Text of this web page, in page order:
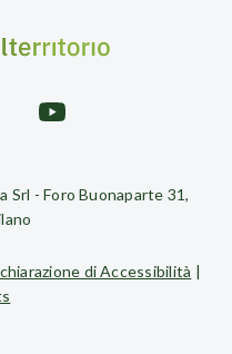
Srl - Foro Buonaparte 31,
di Accessibilità